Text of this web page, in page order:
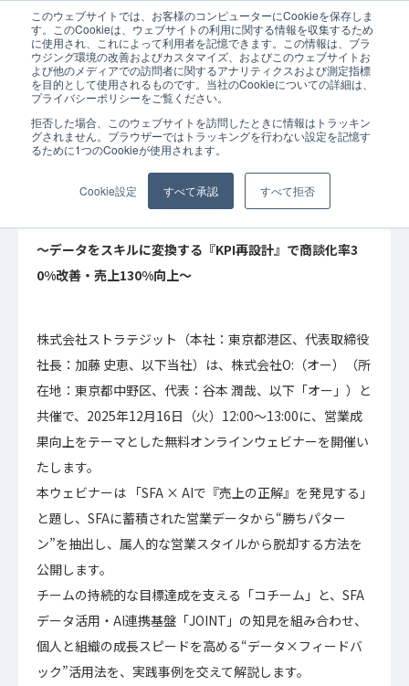
このウェブサイトでは、お客様のコンピューターにCookieを保存しま
す。このCookieは、ウェブサイトの利用に関する情報を収集するため
に使用され、これによって利用者を記憶できます。この情報は、ブラ
ウジング環境の改善およびカスタマイズ、およびこのウェブサイトお
よび他のメディアでの訪問者に関するアナリティクスおよび測定指標
を目的として使用されるものです。当社のCookieについての詳細は、
プライバシーポリシーをご覧ください。
拒否した場合、このウェブサイトを訪問したときに情報はトラッキン
グされません。ブラウザーではトラッキングを行わない設定を記憶す
るために1つのCookieが使用されます。
Cookie設定 すべて承認 すべて拒否
ホーム お知らせ オー共催で「SFA × AIで “売上の正解” を発見する」
2025年12月02日 お知らせ
オー共催で「SFA × AIで “売上の正解” を発見
する」無料ウェビナー開催
～データをスキルに変換する『KPI再設計』で商談化率3
0%改善・売上130%向上～
株式会社ストラテジット（本社：東京都港区、代表取締役
社長：加藤 史恵、以下当社）は、株式会社O:（オー）（所
在地：東京都中野区、代表：谷本 潤哉、以下「オー」）と
共催で、2025年12月16日（火）12:00〜13:00に、営業成
果向上をテーマとした無料オンラインウェビナーを開催い
たします。
本ウェビナーは 「SFA × AIで『売上の正解』を発見する」
と題し、SFAに蓄積された営業データから“勝ちパター
ン”を抽出し、属人的な営業スタイルから脱却する方法を
公開します。
チームの持続的な目標達成を支える「コチーム」と、SFA
データ活用・AI連携基盤「JOINT」の知見を組み合わせ、
個人と組織の成長スピードを高める“データ×フィードバ
ック”活用法を、実践事例を交えて解説します。